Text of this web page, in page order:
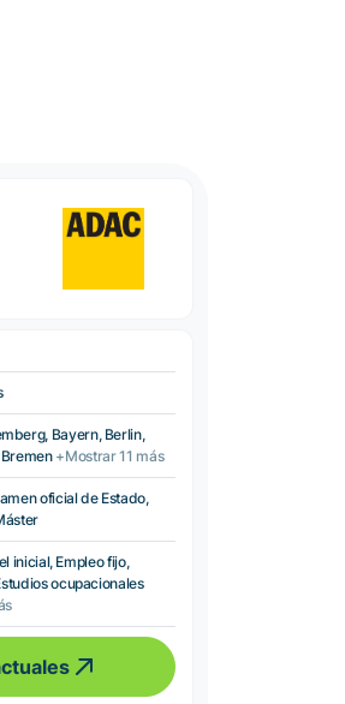
Bayern, Berlin,
+Mostrar 11 más
oficial de Estado,
inicial, Empleo fijo,
ocupacionales